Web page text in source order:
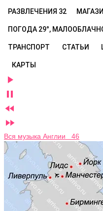
РАЗВЛЕЧЕНИЯ 32
ПОГОДА 29°,
ТРАНСПОРТ СТАТЬИ
КАРТЫ




Вся музыка Англии 46